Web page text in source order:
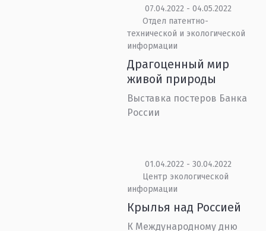
07.04.2022 - 04.05.2022
Отдел патентно-
технической и экологической
информации
Драгоценный мир
живой природы
Выставка постеров Банка
России
01.04.2022 - 30.04.2022
Центр экологической
информации
Крылья над Россией
К Международному дню